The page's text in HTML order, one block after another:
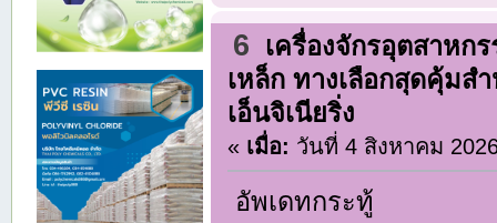
6
เครื่องจักรอุตสาหก
เหล็ก ทางเลือกสุดคุ้มส
เอ็นจิเนียริ่ง
« เมื่อ: วันที่ 4 สิงหาคม
อัพเดทกระทู้